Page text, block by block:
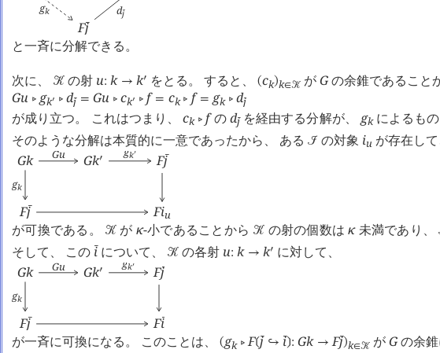
F󰔄
j
gk d󰔄
j
と一斉に分解できる。
次に、
󰒢 の射 u: k → k󰎘 をとる。 すると、(ck)k∈󰒢 がGの余錐であること
Gu 󰖡 gk󰎘 󰖡 d󰔄
j = Gu 󰖡 ck󰎘 󰖡 f = ck 󰖡 f = gk 󰖡 d󰔄
j
が成り立つ。 これはつまり、ck 󰖡 fのd󰔄
jを経由する分解が、 gkによるも
そのような分解は本質的に一意であったから、 ある 󰒠 の対象 iu が存在して
Gk Gk󰎘 F󰔄
j
F󰔄
j Fiu
Gu gk󰎘
gk
が可換である。 󰒢 が κ-小であることから 󰒢 の射の個数はκ未満であり、
そして、 この 󰔄
iについて、 󰒢 の各射 u: k → k󰎘 に対して、
Gk Gk󰎘 F󰔄
j
F󰔄
j F󰔄
i
Gu gk󰎘
gk
が一斉に可換になる。 このことは、 ( gk 󰖡 F❲󰔄
j ↪ 󰔄
i❳: Gk → F󰔄
j)k∈󰒢 がGの余